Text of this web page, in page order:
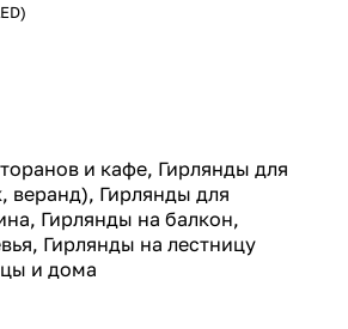
и кафе, Гирлянды для
веранд), Гирлянды для
Гирлянды на балкон,
Гирлянды на лестницу
и дома